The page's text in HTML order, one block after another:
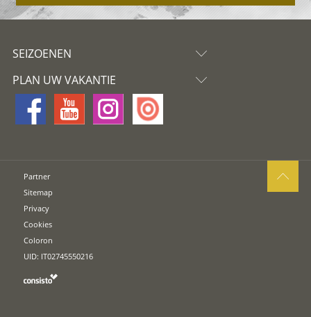
SEIZOENEN
PLAN UW VAKANTIE
Partner
Sitemap
Privacy
Cookies
Coloron
UID: IT02745550216